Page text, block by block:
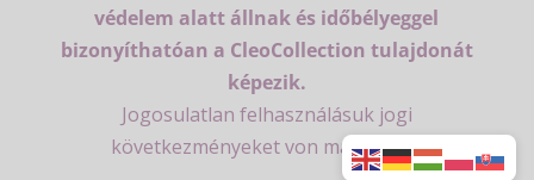
védelem alatt állnak és időbélyeggel
bizonyíthatóan a CleoCollection tulajdonát
képezik.
Jogosulatlan felhasználásuk jogi
következményeket von maga után.